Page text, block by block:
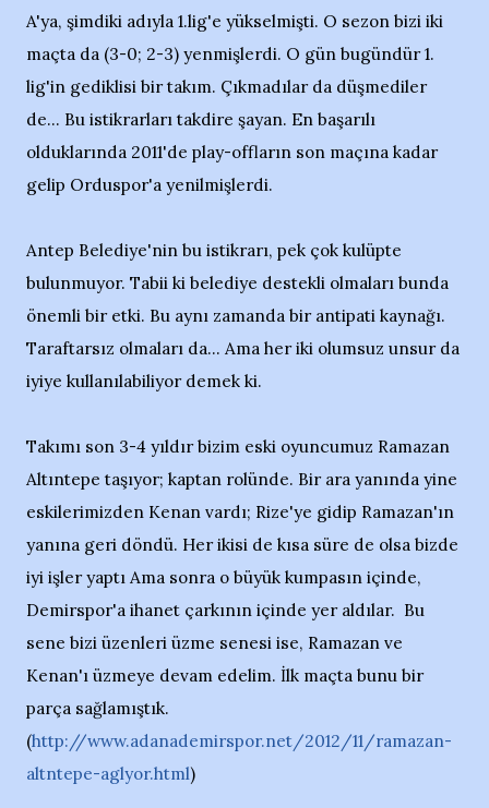
A'ya, şimdiki adıyla 1.lig'e yükselmişti. O sezon bizi iki
maçta da (3-0; 2-3) yenmişlerdi. O gün bugündür 1.
lig'in gediklisi bir takım. Çıkmadılar da düşmediler
de... Bu istikrarları takdire şayan. En başarılı
olduklarında 2011'de play-offların son maçına kadar
gelip Orduspor'a yenilmişlerdi.
Antep Belediye'nin bu istikrarı, pek çok kulüpte
bulunmuyor. Tabii ki belediye destekli olmaları bunda
önemli bir etki. Bu aynı zamanda bir antipati kaynağı.
Taraftarsız olmaları da... Ama her iki olumsuz unsur da
iyiye kullanılabiliyor demek ki.
Takımı son 3-4 yıldır bizim eski oyuncumuz Ramazan
Altıntepe taşıyor; kaptan rolünde. Bir ara yanında yine
eskilerimizden Kenan vardı; Rize'ye gidip Ramazan'ın
yanına geri döndü. Her ikisi de kısa süre de olsa bizde
iyi işler yaptı Ama sonra o büyük kumpasın içinde,
Demirspor'a ihanet çarkının içinde yer aldılar. Bu
sene bizi üzenleri üzme senesi ise, Ramazan ve
Kenan'ı üzmeye devam edelim. İlk maçta bunu bir
parça sağlamıştık.
(http://www.adanademirspor.net/2012/11/ramazan-
altntepe-aglyor.html)